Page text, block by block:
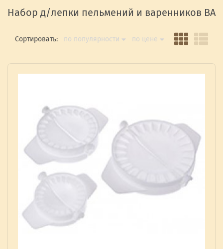
Набор д/лепки пельмений и варенников ВА
Сортировать: по популярности по цене